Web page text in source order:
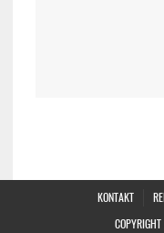
KONTAKT